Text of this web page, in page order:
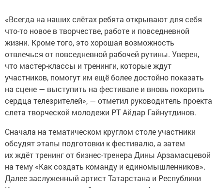
«Всегда на наших слётах ребята открывают для себя
что-то новое в творчестве, работе и повседневной
жизни. Кроме того, это хорошая возможность
отвлечься от повседневной рабочей рутины. Уверен,
что мастер-классы и тренинги, которые ждут
участников, помогут им ещё более достойно показать
на сцене — выступить на фестивале и вновь покорить
сердца телезрителей», — отметил руководитель проекта
слета творческой молодежи РТ Айдар Гайнутдинов.
Сначала на тематическом круглом столе участники
обсудят этапы подготовки к фестивалю, а затем
их ждёт тренинг от бизнес-тренера Дины Арзамасцевой
на тему «Как создать команду и единомышленников».
Далее заслуженный артист Татарстана и Республики